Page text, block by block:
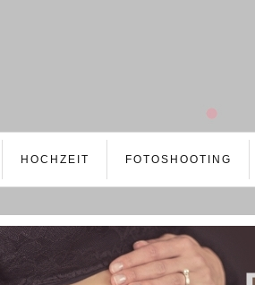
HOCHZEIT FOTOSHOOTING